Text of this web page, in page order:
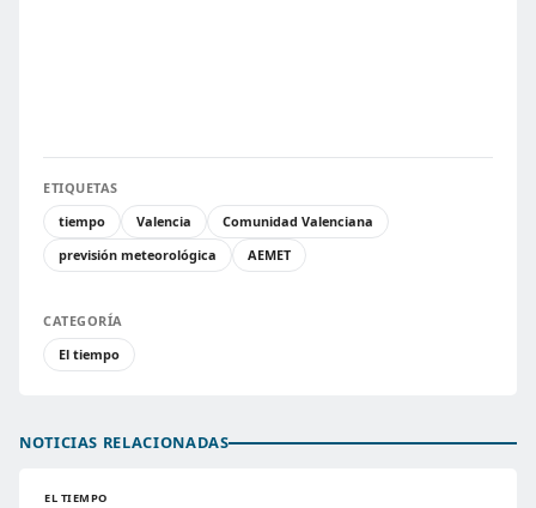
ETIQUETAS
tiempo
Valencia
Comunidad Valenciana
previsión meteorológica
AEMET
CATEGORÍA
El tiempo
NOTICIAS RELACIONADAS
EL TIEMPO